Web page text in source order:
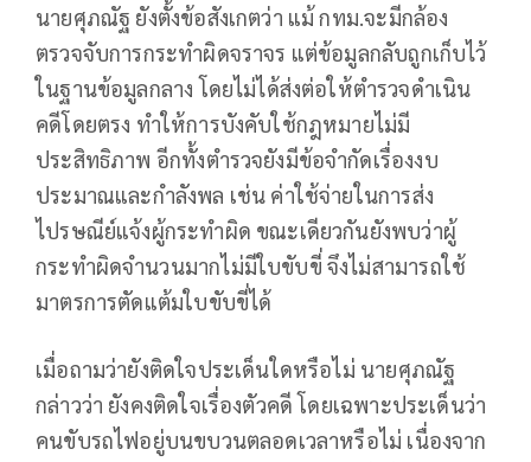
นายศุภณัฐ ยังตั้งข้อสังเกตว่า แม้ กทม.จะมีกล้อง
ตรวจจับการกระทำผิดจราจร แต่ข้อมูลกลับถูกเก็บไว้
ในฐานข้อมูลกลาง โดยไม่ได้ส่งต่อให้ตำรวจดำเนิน
คดีโดยตรง ทำให้การบังคับใช้กฎหมายไม่มี
ประสิทธิภาพ อีกทั้งตำรวจยังมีข้อจำกัดเรื่องงบ
ประมาณและกำลังพล เช่น ค่าใช้จ่ายในการส่ง
ไปรษณีย์แจ้งผู้กระทำผิด ขณะเดียวกันยังพบว่าผู้
กระทำผิดจำนวนมากไม่มีใบขับขี่ จึงไม่สามารถใช้
มาตรการตัดแต้มใบขับขี่ได้
เมื่อถามว่ายังติดใจประเด็นใดหรือไม่ นายศุภณัฐ
กล่าวว่า ยังคงติดใจเรื่องตัวคดี โดยเฉพาะประเด็นว่า
คนขับรถไฟอยู่บนขบวนตลอดเวลาหรือไม่ เนื่องจาก